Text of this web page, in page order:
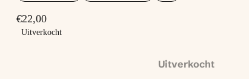
€22,00
Uitverkocht
Uitverkocht